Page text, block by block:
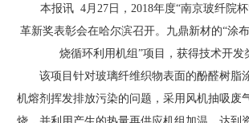
本报讯 4月27日，2018年度“南京玻纤院杯
革新奖表彰会在哈尔滨召开。九鼎新材的“涂
烧循环利用机组”项目，获得技术开发
该项目针对玻璃纤维织物表面的酚醛树脂
机熔剂挥发排放污染的问题，采用风机抽吸废